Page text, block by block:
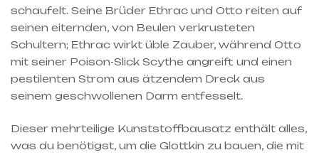
schaufelt. Seine Brüder Ethrac und Otto reiten auf
seinen eiternden, von Beulen verkrusteten
Schultern; Ethrac wirkt üble Zauber, während Otto
mit seiner Poison-Slick Scythe angreift und einen
pestilenten Strom aus ätzendem Dreck aus
seinem geschwollenen Darm entfesselt.
Dieser mehrteilige Kunststoffbausatz enthält alles,
was du benötigst, um die Glottkin zu bauen, die mit